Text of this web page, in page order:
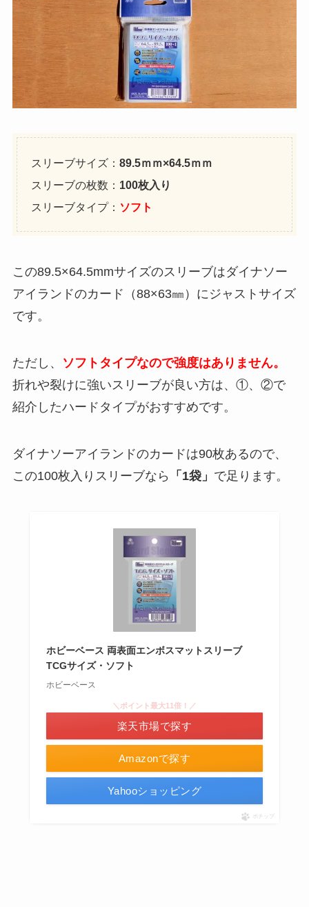
スリーブサイズ： 89.5ｍｍ×64.5ｍｍ
スリーブの枚数： 100枚入り
スリーブタイプ： ソフト
この89.5×64.5mmサイズのスリーブはダイナソー
アイランドのカード（88×63㎜）にジャストサイズ
です。
ただし、
ソフトタイプなので強度はありません。
折れや裂けに強いスリーブが良い方は、①、②で
紹介したハードタイプがおすすめです。
ダイナソーアイランドのカードは90枚あるので、
この100枚入りスリーブなら
「1袋」 で足ります。
ホビーベース 両表面エンボスマットスリーブ
TCGサイズ・ソフト
ホビーベース
Amazonで探す
＼ポイント最大11倍！／
楽天市場で探す
Yahooショッピング
ポチップ